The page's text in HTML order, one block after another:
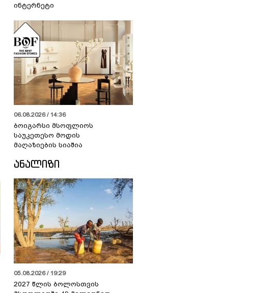
ინტერნეტი
06.08.2026 / 14:36
ბოიგარსი მსოფლიოს
საუკეთესო მოდის
მაღაზიების სიაშია
ᲐᲜᲐᲚᲘᲖᲘ
05.08.2026 / 19:29
2027 წლის ბოლოსთვის